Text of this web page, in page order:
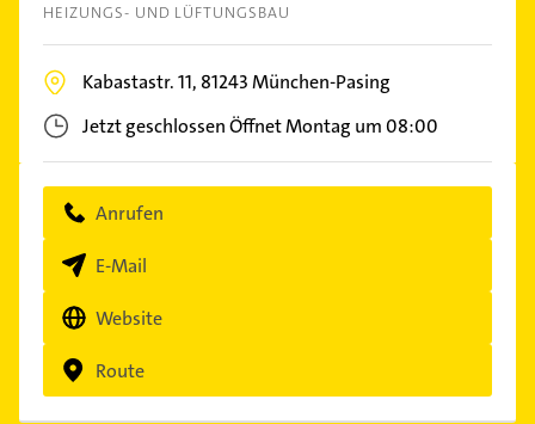
HEIZUNGS- UND LÜFTUNGSBAU
Kabastastr. 11, 81243München-Pasing
Jetzt geschlossenÖffnet Montag um 08:00
Anrufen
E-Mail
Website
Route